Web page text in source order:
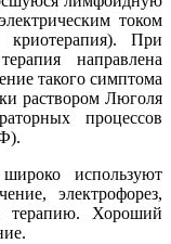
током
криотерапия). При
направлена
такого симптома
раствором Люголя
процессов
используют
электрофорез,
терапию. Хороший